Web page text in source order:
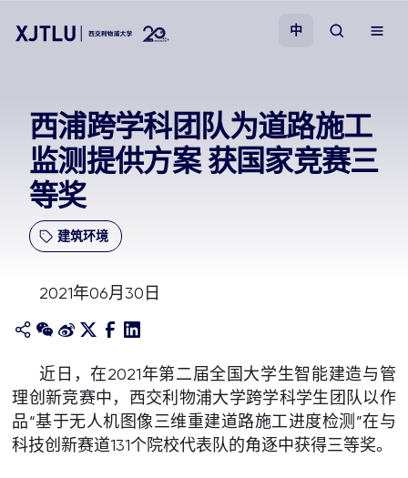
招生
科研
关于我们
中
西浦跨学科团队为道路施工
监测提供方案 获国家竞赛三
等奖
建筑环境
2021年06月30日
近日，在2021年第二届全国大学生智能建造与管
理创新竞赛中，西交利物浦大学跨学科学生团队以作
品“基于无人机图像三维重建道路施工进度检测”在与
科技创新赛道131个院校代表队的角逐中获得三等奖。